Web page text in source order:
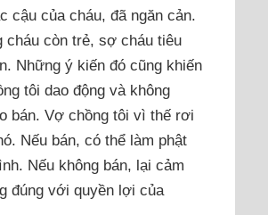
cậu của cháu, đã ngăn cản.
cháu còn trẻ, sợ cháu tiêu
Những ý kiến đó cũng khiến
tôi dao động và không
bán. Vợ chồng tôi vì thế rơi
Nếu bán, có thể làm phật
Nếu không bán, lại cảm
đúng với quyền lợi của